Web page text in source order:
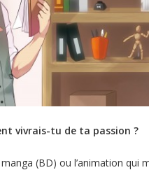
vivrais-tu de ta passion ?
(BD) ou l’animation qui